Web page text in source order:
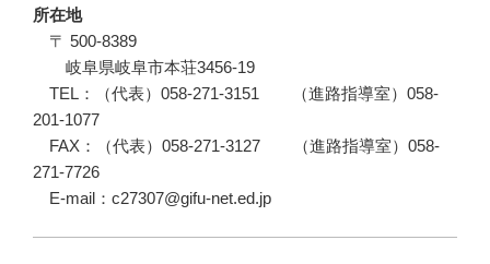
所在地
〒 500-8389
岐阜県岐阜市本荘3456-19
TEL：（代表）058-271-3151 （進路指導室）058-
201-1077
FAX：（代表）058-271-3127 （進路指導室）058-
271-7726
E-mail：c27307@gifu-net.ed.jp